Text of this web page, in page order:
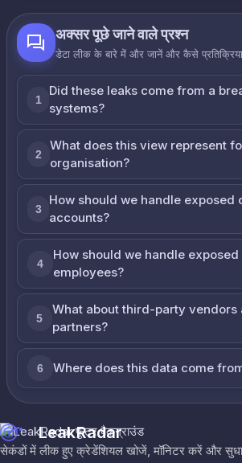
अक्सर पूछे जाने वाले प्रश्न
डेटा लीक के बारे में और जानें और कैसे
1
Did these leaks come from a
systems?
2
What does this view represent
organisation?
3
How should we handle exposed
accounts?
4
How should we handle exposed
employees?
5
What about third-party vendors
partners?
6 Where does this data come
LeakRadar
सेकंडों में लीक हुए क्रेडेंशियल खोजें, मॉनिटर करें और